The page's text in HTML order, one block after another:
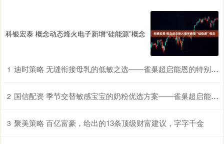
科银宏泰 概念动态烽火电子新增“硅能源”概念
1 迪时策略 无缝衔接母乳的低敏之选——雀巢超启能恩的特别优势
2 国信配资 季节交替敏感宝宝的奶粉优选方案——雀巢超启能恩，守护脆弱肠胃
3 聚美策略 百亿富豪，给出的13条顶级财富建议，字字千金